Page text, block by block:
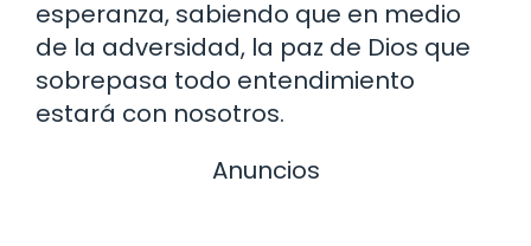
esperanza, sabiendo que en medio
de la adversidad, la paz de Dios que
sobrepasa todo entendimiento
estará con nosotros.
Anuncios